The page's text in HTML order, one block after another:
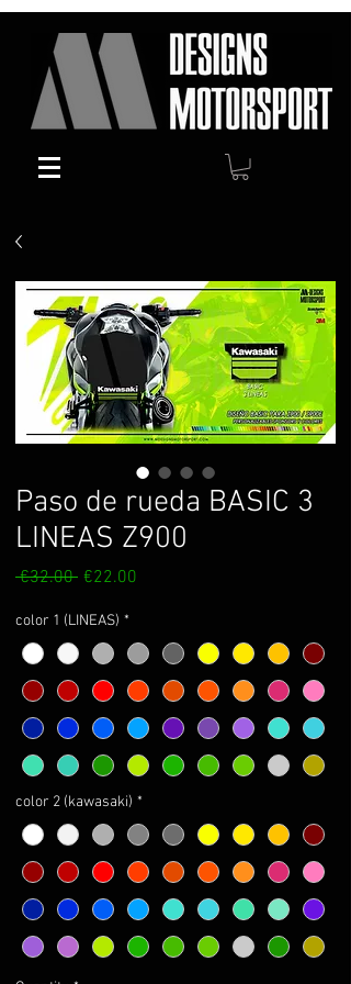
Paso de rueda BASIC 3
LINEAS Z900
€32.00 Regular
€22.00
color 1 (LINEAS) *
color 2 (kawasaki) *